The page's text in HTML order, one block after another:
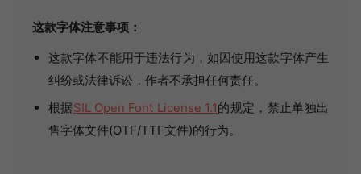
这款字体注意事项：
这款字体不能用于违法行为，如因使用这款字体产生
纠纷或法律诉讼，作者不承担任何责任。
根据SIL Open Font License 1.1的规定，禁止单独出
售字体文件(OTF/TTF文件)的行为。